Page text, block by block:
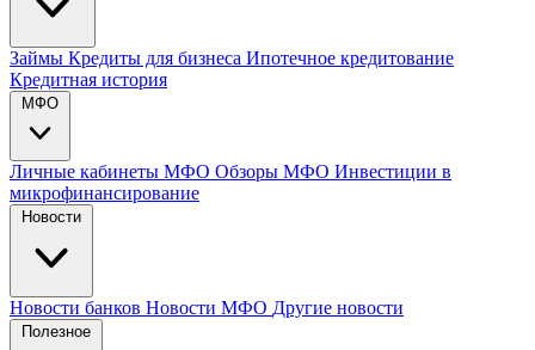
Займы Кредиты для бизнеса Ипотечное кредитование
Кредитная история
МФО
Личные кабинеты МФО Обзоры МФО Инвестиции в
микрофинансирование
Новости
Новости банков Новости МФО Другие новости
Полезное